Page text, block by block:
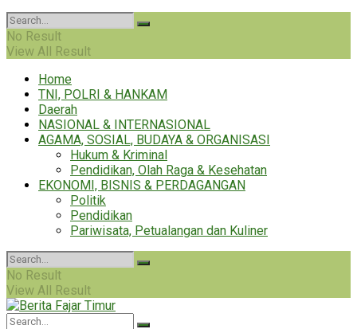
No Result
View All Result
Home
TNI, POLRI & HANKAM
Daerah
NASIONAL & INTERNASIONAL
AGAMA, SOSIAL, BUDAYA & ORGANISASI
Hukum & Kriminal
Pendidikan, Olah Raga & Kesehatan
EKONOMI, BISNIS & PERDAGANGAN
Politik
Pendidikan
Pariwisata, Petualangan dan Kuliner
No Result
View All Result